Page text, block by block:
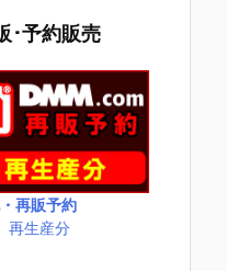
･予約販売
再販予約
再生産分